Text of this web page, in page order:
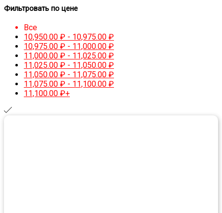
Фильтровать по цене
Все
10,950.00 ₽ - 10,975.00 ₽
10,975.00 ₽ - 11,000.00 ₽
11,000.00 ₽ - 11,025.00 ₽
11,025.00 ₽ - 11,050.00 ₽
11,050.00 ₽ - 11,075.00 ₽
11,075.00 ₽ - 11,100.00 ₽
11,100.00 ₽+